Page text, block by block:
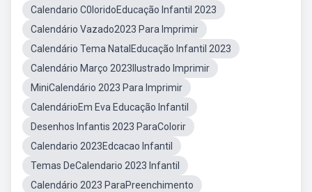
Calendario C0loridoEducação Infantil 2023
Calendário Vazado2023 Para Imprimir
Calendário Tema NatalEducação Infantil 2023
Calendário Março 2023Ilustrado Imprimir
MiniCalendário 2023 Para Imprimir
CalendárioEm Eva Educação Infantil
Desenhos Infantis 2023 ParaColorir
Calendario 2023Edcacao Infantil
Temas DeCalendario 2023 Infantil
Calendário 2023 ParaPreenchimento